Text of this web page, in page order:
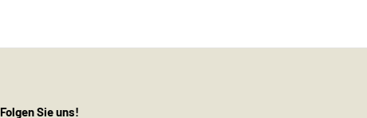
Folgen Sie uns!